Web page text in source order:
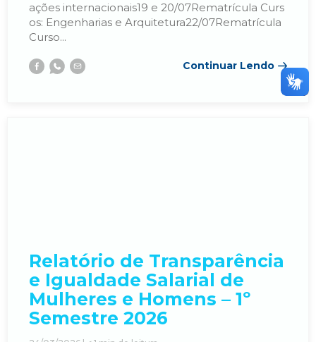
ações internacionais19 e 20/07Rematrícula Curs
os: Engenharias e Arquitetura22/07Rematrícula
Curso...
Continuar Lendo
Relatório de Transparência
e Igualdade Salarial de
Mulheres e Homens – 1º
Semestre 2026